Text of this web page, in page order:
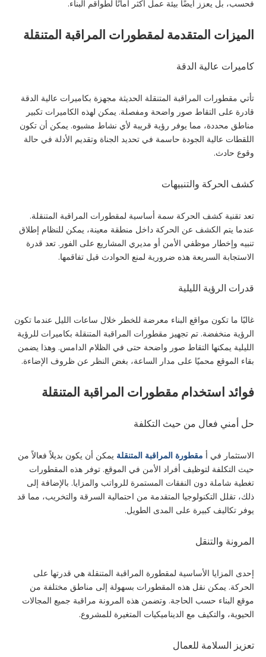
فحسب، بل يعزز أيضًا بيئة عمل أكثر أمانًا لطواقم البناء.
الميزات المتقدمة لمقطورات المراقبة المتنقلة
كاميرات عالية الدقة
تأتي مقطورات المراقبة المتنقلة الحديثة مجهزة بكاميرات عالية الدقة
قادرة على التقاط صور واضحة ومفصلة. يمكن لهذه الكاميرات تكبير
مناطق محددة، مما يوفر رؤية قريبة لأي نشاط مشبوه. يمكن أن تكون
اللقطات عالية الجودة حاسمة في تحديد الجناة وتقديم الأدلة في حالة
وقوع حادث.
كشف الحركة والتنبيهات
تعد تقنية كشف الحركة سمة أساسية لمقطورات المراقبة المتنقلة.
عندما يتم الكشف عن الحركة داخل منطقة معينة، يمكن للنظام إطلاق
تنبيه وإخطار موظفي الأمن أو مديري المشاريع على الفور. تعد قدرة
الاستجابة السريعة هذه ضرورية لمنع الحوادث قبل تفاقمها.
قدرات الرؤية الليلية
غالبًا ما تكون مواقع البناء معرضة للخطر خلال ساعات الليل عندما تكون
الرؤية منخفضة. تم تجهيز مقطورات المراقبة المتنقلة بكاميرات للرؤية
الليلية يمكنها التقاط صور واضحة حتى في الظلام الدامس. وهذا يضمن
بقاء الموقع محميًا على مدار الساعة، بغض النظر عن ظروف الإضاءة.
فوائد استخدام مقطورات المراقبة المتنقلة
حل أمني فعال من حيث التكلفة
الاستثمار في أ مقطورة المراقبة المتنقلة يمكن أن يكون بديلاً فعالاً من
حيث التكلفة لتوظيف أفراد الأمن في الموقع. توفر هذه المقطورات
تغطية شاملة دون النفقات المستمرة للرواتب والمزايا. بالإضافة إلى
ذلك، تقلل التكنولوجيا المتقدمة من احتمالية السرقة والتخريب، مما قد
يوفر تكاليف كبيرة على المدى الطويل.
المرونة والتنقل
إحدى المزايا الأساسية لمقطورة المراقبة المتنقلة هي قدرتها على
الحركة. يمكن نقل هذه المقطورات بسهولة إلى مناطق مختلفة من
موقع البناء حسب الحاجة. وتضمن هذه المرونة مراقبة جميع المجالات
الحيوية، والتكيف مع الديناميكيات المتغيرة للمشروع.
تعزيز السلامة للعمال